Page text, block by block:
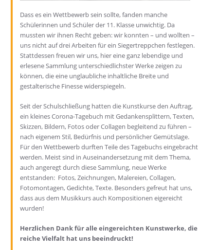
Dass es ein Wettbewerb sein sollte, fanden manche
Schülerinnen und Schüler der 11. Klasse unwichtig. Da
mussten wir ihnen Recht geben: wir konnten – und wollten –
uns nicht auf drei Arbeiten für ein Siegertreppchen festlegen.
Stattdessen freuen wir uns, hier eine ganz lebendige und
erlesene Sammlung unterschiedlichster Werke zeigen zu
können, die eine unglaubliche inhaltliche Breite und
gestalterische Finesse widerspiegeln.
Seit der Schulschließung hatten die Kunstkurse den Auftrag,
ein kleines Corona-Tagebuch mit Gedankensplittern, Texten,
Skizzen, Bildern, Fotos oder Collagen begleitend zu führen –
nach eigenem Stil, Bedürfnis und persönlicher Gemütslage.
Für den Wettbewerb durften Teile des Tagebuchs eingebracht
werden. Meist sind in Auseinandersetzung mit dem Thema,
auch angeregt durch diese Sammlung, neue Werke
entstanden: Fotos, Zeichnungen, Malereien, Collagen,
Fotomontagen, Gedichte, Texte. Besonders gefreut hat uns,
dass aus dem Musikkurs auch Kompositionen eigereicht
wurden!
Herzlichen Dank für alle eingereichten Kunstwerke, die
reiche Vielfalt hat uns beeindruckt!